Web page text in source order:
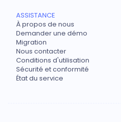
ASSISTANCE
À propos de nous
Demander une démo
Migration
Nous contacter
Conditions d'utilisation
Sécurité et conformité
État du service